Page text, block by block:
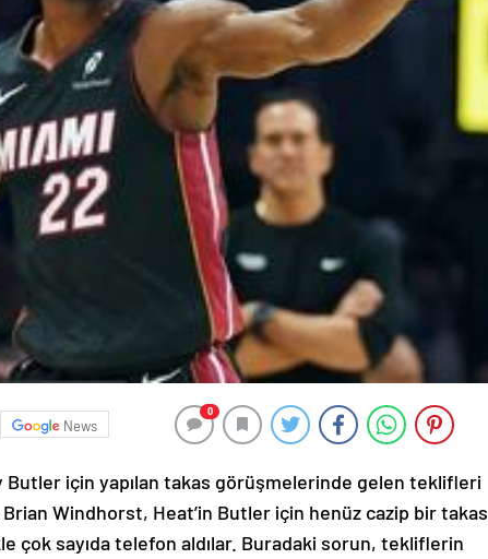
News
0
Butler için yapılan takas görüşmelerinde gelen teklifleri
Brian Windhorst, Heat’in Butler için henüz cazip bir takas
çok sayıda telefon aldılar. Buradaki sorun, tekliflerin